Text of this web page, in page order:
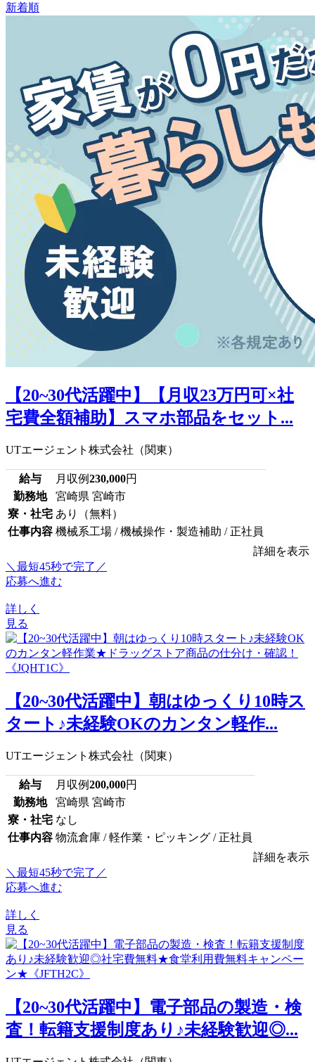
新着順
【20~30代活躍中】【月収23万円可×社
宅費全額補助】スマホ部品をセット...
UTエージェント株式会社（関東）
給与 月収例230,000円
勤務地
宮崎県 宮崎市
寮・社宅 あり（無料）
仕事内容 機械系工場 / 機械操作・製造補助 / 正社員
詳細を表示
＼最短45秒で完了／
応募へ進む
詳しく
見る
【20~30代活躍中】朝はゆっくり10時ス
タート♪未経験OKのカンタン軽作...
UTエージェント株式会社（関東）
給与 月収例200,000円
勤務地
宮崎県 宮崎市
寮・社宅 なし
仕事内容 物流倉庫 / 軽作業・ピッキング / 正社員
詳細を表示
＼最短45秒で完了／
応募へ進む
詳しく
見る
【20~30代活躍中】電子部品の製造・検
査！転籍支援制度あり♪未経験歓迎◎...